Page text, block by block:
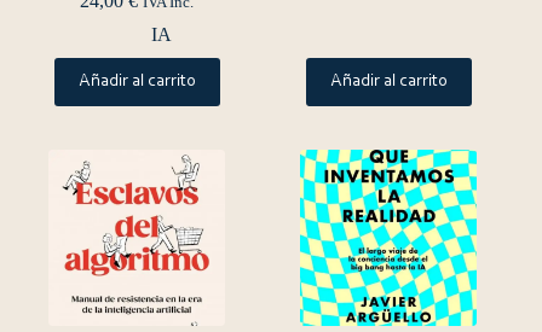
IA
Añadir al carrito Añadir al carrito